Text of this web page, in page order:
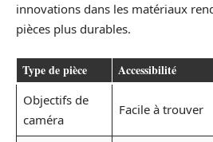
innovations dans les matériaux
pièces plus durables.
Type de pièce Accessibilité
Objectifs de
caméra
Facile à trouver